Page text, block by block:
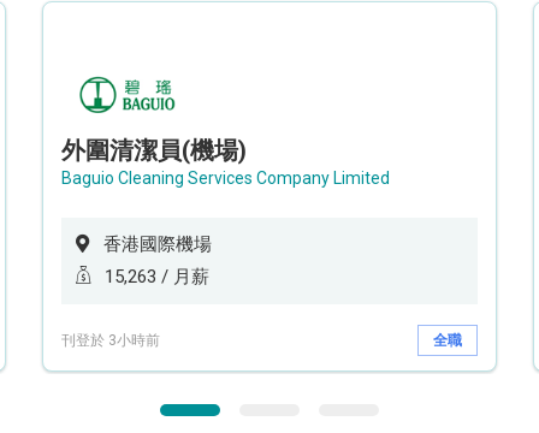
外圍清潔員(機場)
Baguio Cleaning Services Company Limited
香港國際機場
15,263 / 月薪
刊登於 3小時前 全職